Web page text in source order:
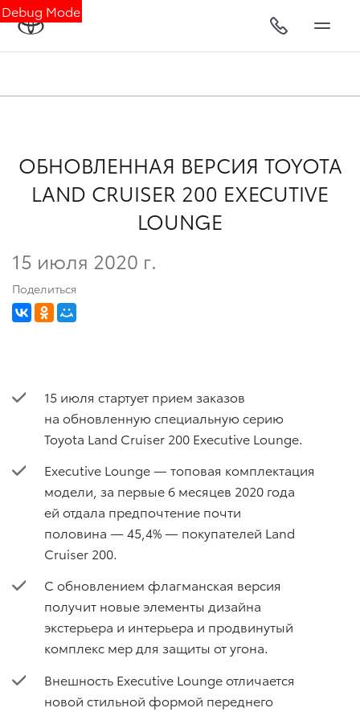
Debug Mode
ОБНОВЛЕННАЯ ВЕРСИЯ TOYOTA
LAND CRUISER 200 EXECUTIVE
LOUNGE
15 июля 2020 г.
Поделиться
15 июля стартует прием заказов
на обновленную специальную серию
Toyota Land Cruiser 200 Executive Lounge.
Executive Lounge — топовая комплектация
модели, за первые 6 месяцев 2020 года
ей отдала предпочтение почти
половина — 45,4% — покупателей Land
Cruiser 200.
С обновлением флагманская версия
получит новые элементы дизайна
экстерьера и интерьера и продвинутый
комплекс мер для защиты от угона.
Внешность Executive Lounge отличается
новой стильной формой переднего